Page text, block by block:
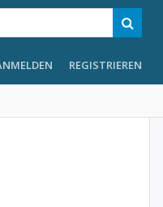
REGISTRIEREN